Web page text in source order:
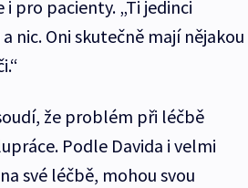
pro pacienty. „Ti jedinci
nic. Oni skutečně mají nějakou
že problém při léčbě
Podle Davida i velmi
své léčbě, mohou svou